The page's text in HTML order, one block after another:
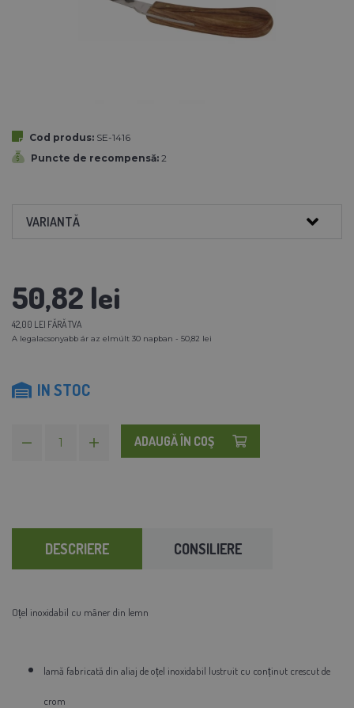
Cod produs: SE-1416
Puncte de recompensă: 2
VARIANTĂ
50,82 lei
42,00 LEI FĂRĂ TVA
A legalacsonyabb ár az elmúlt 30 napban - 50,82 lei
IN STOC
ADAUGĂ ÎN COŞ
DESCRIERE CONSILIERE
Oțel inoxidabil cu mâner din lemn
lamă fabricată din aliaj de oțel inoxidabil lustruit cu conținut crescut de
crom